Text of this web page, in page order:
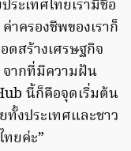
ะเทศไทยเรามีชื่อ
าครองชีพของเราก็
ดสร้างเศรษฐกิจ
จากที่มีความฝัน
นี้ก็คือจุดเริ่มต้น
ทั้งประเทศและชาว
ยค่ะ”